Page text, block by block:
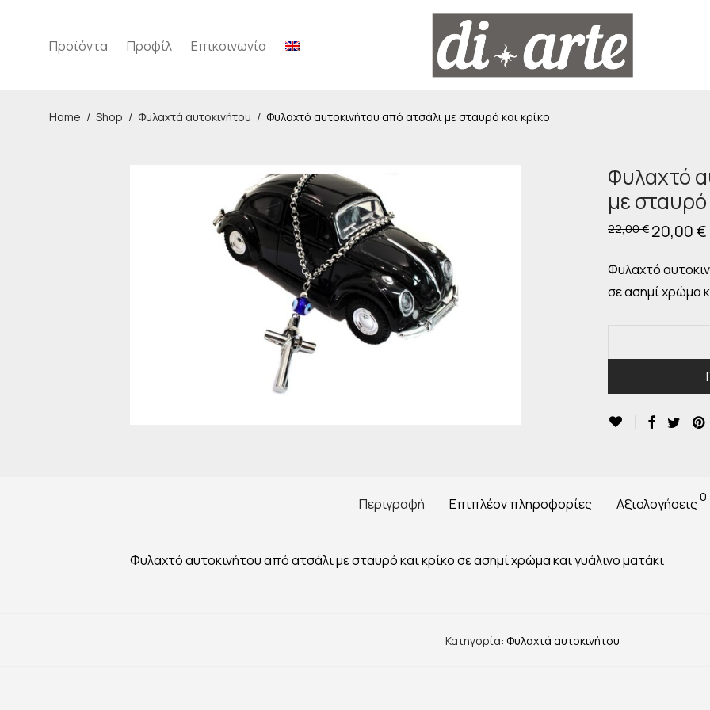
Προϊόντα Προφίλ Επικοινωνία
Home / Shop / Φυλαχτά αυτοκινήτου / Φυλαχτό αυτοκινήτου από ατσάλι με σταυρό και κρίκο
Φυλαχτό
με σταυρό
22,00€ Original
price
22,00 €.
20,00€
Φυλαχτό
σε ασημί χρώμα
Περιγραφή Επιπλέον πληροφορίες Αξιολογήσεις 0
Φυλαχτό αυτοκινήτου από ατσάλι με σταυρό και κρίκο σε ασημί χρώμα και γυάλινο ματάκι
Κατηγορία: Φυλαχτά αυτοκινήτου